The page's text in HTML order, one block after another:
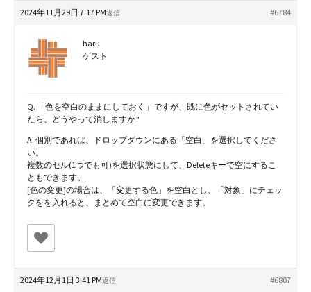
2024年11月29日 7:17 PM #6784
返信
haru
ゲスト
Q. 「色を空白のままにしておく」ですが、既に色がセットされてい
たら、どうやって消しますか?
A. 個別であれば、ドロップダウンにある「空白」を選択してくださ
い。
複数のセル(1つでも可)を選択状態にして、Deleteキーで空にするこ
ともできます。
[色の変更]の場合は、「変更する色」を空白とし、「対象」にチェッ
クをを入れると、まとめて空白に変更できます。
2024年12月1日 3:41 PM #6807
返信